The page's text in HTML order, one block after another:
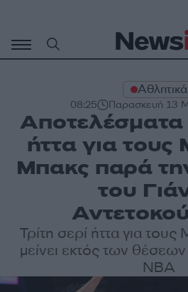
περιεχόμενο
Αθλητικά
08:25 Παρασκευή 13
ήττα για τους
Μπακς παρά
του
Τρίτη σερί ήττα για
μείνει εκτός των θέσεων
NBA